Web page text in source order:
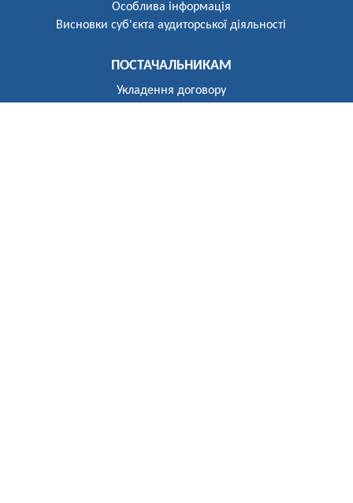
Особлива інформація
Висновки суб'єкта аудиторської діяльності
ПОСТАЧАЛЬНИКАМ
Укладення договору